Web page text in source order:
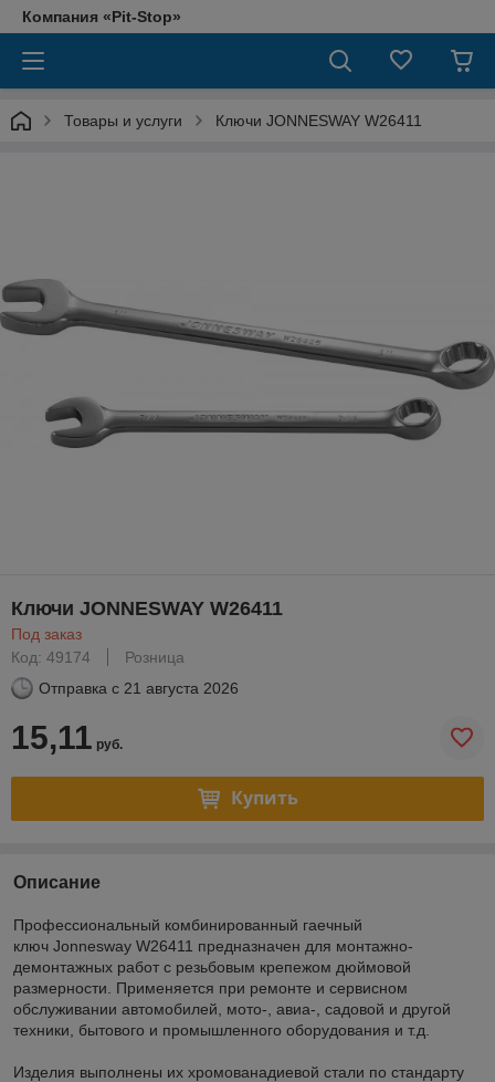
Компания «Pit-Stop»
Товары и услуги Ключи JONNESWAY W26411
Ключи JONNESWAY W26411
Под заказ
Код: 49174
Розница
Отправка с 21 августа 2026
15,11 руб.
Купить
Описание
Профессиональный комбинированный гаечный
ключ Jonnesway W26411 предназначен для монтажно-
демонтажных работ с резьбовым крепежом дюймовой
размерности. Применяется при ремонте и сервисном
обслуживании автомобилей, мото-, авиа-, садовой и другой
техники, бытового и промышленного оборудования и т.д.
Изделия выполнены их хромованадиевой стали по стандарту